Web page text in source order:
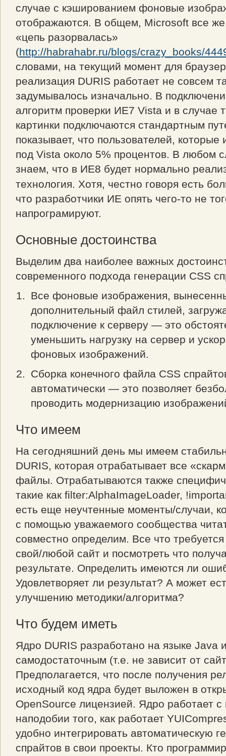
случае с кэшированием фоновые
отображаются. В общем, Microsoft все же
«цепь разорвалась»
(http://habrahabr.ru/blogs/crazy_books/
словами, на текущий момент для
реализация DURIS работает не совсем
задумывалось изначально. В
алгоритм проверки ИЕ7 Vista и в случае
картинки подключаются стандартным
показывает, что пользователей,
под Vista около 5% процентов. В любом
знаем, что в ИЕ8 будет нормально
технология. Хотя, честно говоря есть
что разработчики ИЕ опять чего-то не
напрограмируют.
Основные достоинства
Выделим два наиболее важных
современного подхода генерации CSS
Все фоновые изображения,
дополнительный файл стилей,
подключение к серверу — это
уменьшить нагрузку на сервер и
фоновых изображений.
Сборка конечного файла CSS
автоматически — это позволяет
проводить модернизацию
Что имеем
На сегодняшний день мы имеем
DURIS, которая отрабатывает все
файлы. Отрабатываются также
такие как filter:AlphaImageLoader,
есть еще неучтенные моменты/случаи,
с помощью уважаемого сообщества
совместно определим. Все что
свой/любой сайт и посмотреть что
результате. Определить имеются ли
Удовлетворяет ли результат? А может
улучшению методики/алгоритма?
Что будем иметь
Ядро DURIS разработано на языке Java
самодостаточным (т.е. не зависит от
Предполагается, что после получения
исходный код ядра будет выложен в
OpenSource лицензией. Ядро работает с
наподобии того, как работает
удобно интегрировать автоматическую
спрайтов в свои проекты. Кто